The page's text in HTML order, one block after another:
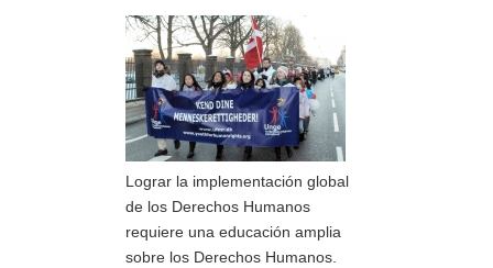
Lograr la implementación global
de los Derechos Humanos
requiere una educación amplia
sobre los Derechos Humanos.